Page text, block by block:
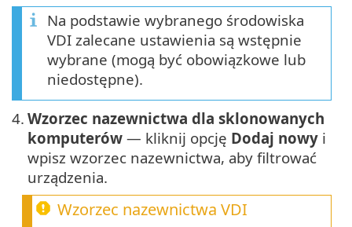
Na podstawie wybranego środowiska
VDI zalecane ustawienia są wstępnie
wybrane (mogą być obowiązkowe lub
niedostępne).
4. Wzorzec nazewnictwa dla sklonowanych
komputerów — kliknij opcję Dodaj nowy i
wpisz wzorzec nazewnictwa, aby filtrować
urządzenia.
Wzorzec nazewnictwa VDI